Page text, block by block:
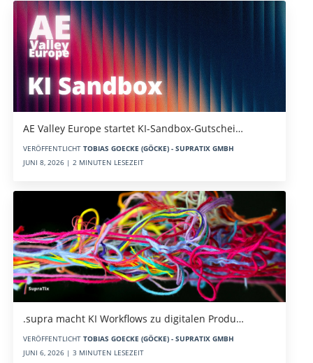
AE Valley Europe startet KI-Sandbox-Gutschei…
VERÖFFENTLICHT TOBIAS GOECKE (GÖCKE) - SUPRATIX GMBH
JUNI 8, 2026 | 2 MINUTEN LESEZEIT
.supra macht KI Workflows zu digitalen Produ…
VERÖFFENTLICHT TOBIAS GOECKE (GÖCKE) - SUPRATIX GMBH
JUNI 6, 2026 | 3 MINUTEN LESEZEIT